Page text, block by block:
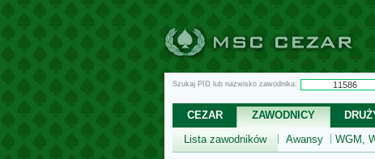
Szukaj PID lub nazwisko zawodnika:
CEZAR ZAWODNICY
Lista zawodników
Awansy WGM,